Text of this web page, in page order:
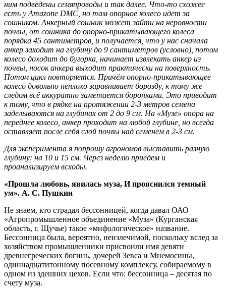
ним подведены семяпроводы и так далее. Что-то схожее
есть у Amazone DMC, но там опорное колесо идет за
сошником. Анкерный сошник может зайти на неровности
почвы, от сошника до опорно-прикатывающего колеса
порядка 45 сантиметров, и получается, что у нас сначала
анкер заходит на глубину до 9 сантиметров (условно), потом
колесо доходит до бугорка, начинает извлекать анкер из
почвы, носок анкера выходит практически на поверхность.
Потом цикл повторяется. Причём опорно-прикатывающее
колесо довольно неплохо заравнивает борозду, к тому же
следом всё аккуратно заметается боронками. Это приводит
к тому, что в рядке на протяжении 2-3 метров семена
заделываются на глубинах от 2 до 9 см. На «Музе» опора на
переднее колесо, анкер проходит на любой глубине, но всегда
оставляет после себя слой почвы над семенем в 2-3 см.
Для эксперимента я попрошу агрономов выставить разную
глубину: на 10 и 15 см. Через неделю приедем и
проанализируем всходы.
«Прошла любовь, явилась муза, И прояснился темный
ум». А. С. Пушкин
Не знаем, кто страдал бессонницей, когда давал ОАО
«Агропромышленное объединение «Муза» (Курганская
область, г. Щучье) такое «мифологическое» название.
Бессонница была, вероятно, неизлечимой, поскольку вслед за
хозяйством промышленники присвоили имя девяти
древнегреческих богинь, дочерей Зевса и Мнемосины,
одиннадцатитонному посевному комплексу, собираемому в
одном из здешних цехов. Если что: бессонница – десятая по
счету муза.